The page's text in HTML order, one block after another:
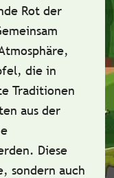
Rot der
die in
Traditionen
aus der
Diese
sondern auch